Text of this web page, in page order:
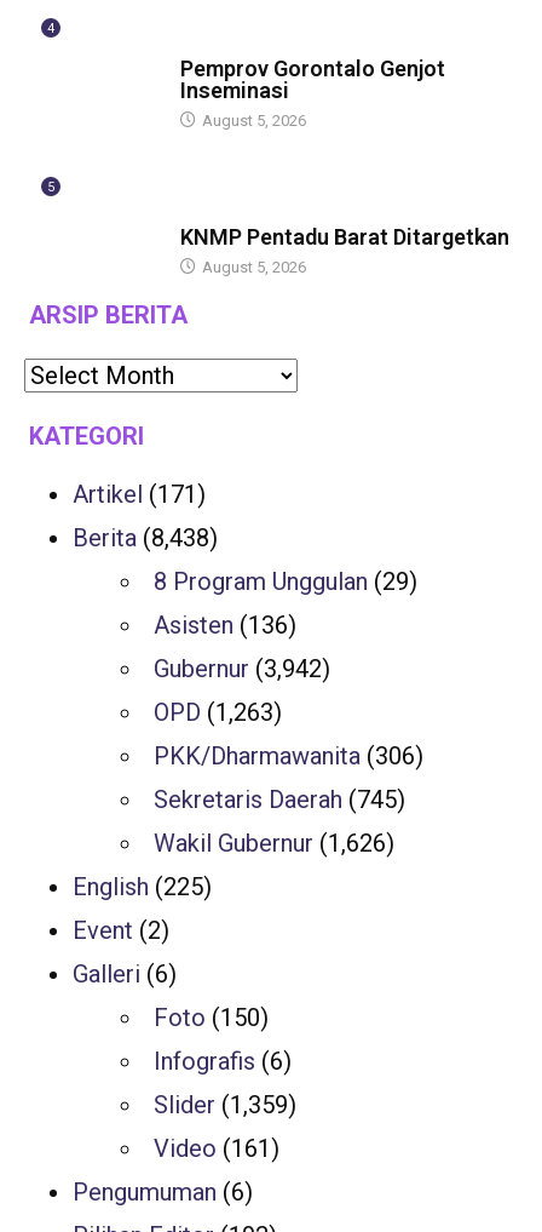
4
Pemprov Gorontalo Genjot
Inseminasi
August 5, 2026
5
KNMP Pentadu Barat Ditargetkan
August 5, 2026
ARSIP BERITA
KATEGORI
Artikel (171)
Berita (8,438)
8 Program Unggulan (29)
Asisten (136)
Gubernur (3,942)
OPD (1,263)
PKK/Dharmawanita (306)
Sekretaris Daerah (745)
Wakil Gubernur (1,626)
English (225)
Event (2)
Galleri (6)
Foto (150)
Infografis (6)
Slider (1,359)
Video (161)
Pengumuman (6)